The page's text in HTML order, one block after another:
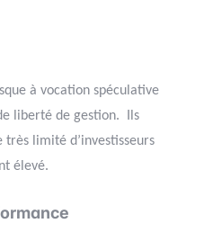
à vocation spéculative
liberté de gestion. Ils
limité d’investisseurs
élevé.